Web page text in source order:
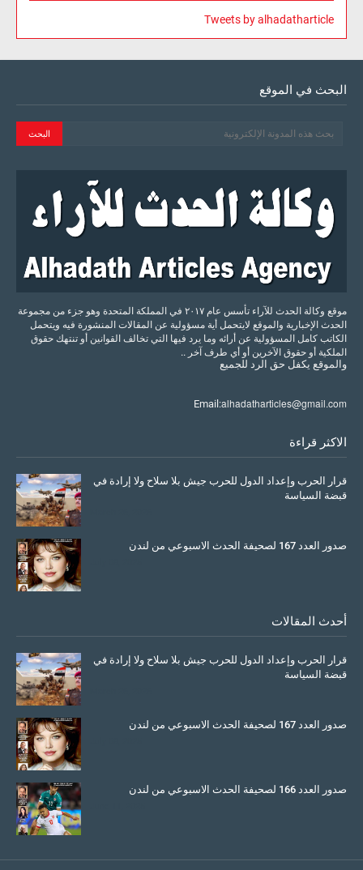
Tweets by alhadatharticle
البحث في الموقع
موقع وكالة الحدث للآراء تأسس عام ٢٠١٧ في المملكة المتحدة وهو جزء من مجموعة
الحدث الإخبارية والموقع لايتحمل أية مسؤولية عن المقالات المنشورة فيه ويتحمل
الكاتب كامل المسؤولية عن أرائه وما يرد فيها التي تخالف القوانين أو تنتهك حقوق
الملكية أو حقوق الآخرين أو أي طرف آخر ..
والموقع يكفل حق الرد للجميع
Email:alhadatharticles@gmail.com
الاكثر قراءة
قرار الحرب وإعداد الدول للحرب جيش بلا سلاح ولا إرادة في
قبضة السياسة
صدور العدد 167 لصحيفة الحدث الاسبوعي من لندن
أحدث المقالات
قرار الحرب وإعداد الدول للحرب جيش بلا سلاح ولا إرادة في
قبضة السياسة
صدور العدد 167 لصحيفة الحدث الاسبوعي من لندن
صدور العدد 166 لصحيفة الحدث الاسبوعي من لندن